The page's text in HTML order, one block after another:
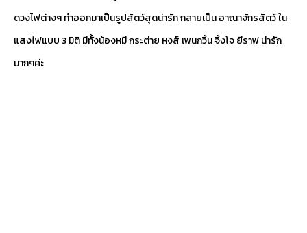
ดวงไฟต่างๆ ทำออกมาเป็นรูปสัตว์สุดน่ารัก กลายเป็น อาณาจักรสัตว์ ใน
แสงไฟแบบ 3 มิติ มีทั้งน้องหมี กระต่าย หงส์ เพนกวิ้น จิ้งโจ ยีราฟ น่ารัก
มากๆค่ะ